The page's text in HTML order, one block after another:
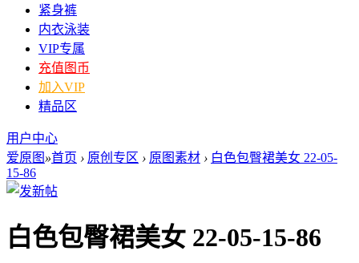
紧身裤
内衣泳装
VIP专属
充值图币
加入VIP
精品区
用户中心
爱原图 »首页 › 原创专区 › 原图素材 › 白色包臀裙美女 22-05-
15-86
白色包臀裙美女 22-05-15-86